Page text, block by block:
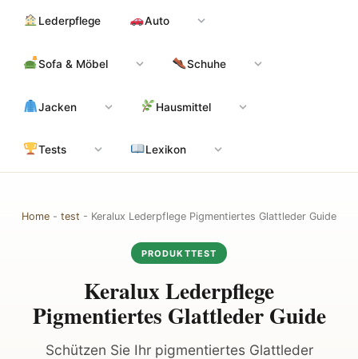
Inhalt
Lederpflege Auto
Sofa & Möbel Schuhe
Jacken Hausmittel
Tests Lexikon
Home - test - Keralux Lederpflege Pigmentiertes Glattleder Guide
PRODUKTTEST
Keralux Lederpflege
Pigmentiertes Glattleder Guide
Schützen Sie Ihr pigmentiertes Glattleder